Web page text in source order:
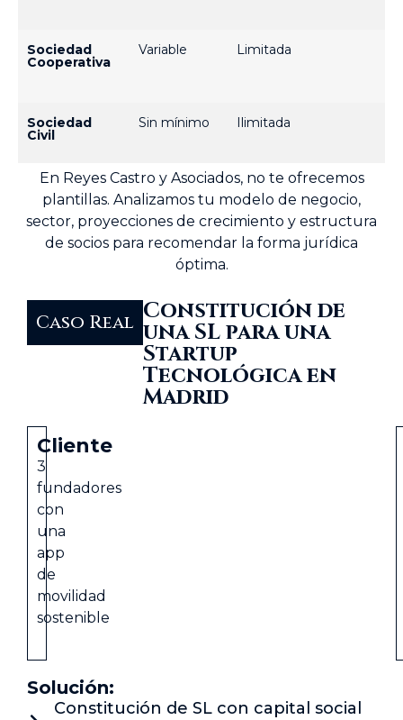
Sociedad
Cooperativa
Variable Limitada
Sociedad
Civil
Sin mínimo Ilimitada
En Reyes Castro y Asociados, no te ofrecemos
plantillas. Analizamos tu modelo de negocio,
sector, proyecciones de crecimiento y estructura
de socios para recomendar la forma jurídica
óptima.
Caso Real Constitución de
una SL para una
Startup
Tecnológica en
Madrid
Cliente
3
fundadores
con
una
app
de
movilidad
sostenible
Solución:
Constitución de SL con capital social